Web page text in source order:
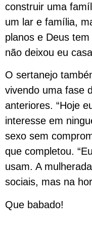
construir uma
um lar e família,
planos e Deus
não deixou eu
O sertanejo
vivendo uma fase
anteriores. “Hoje
interesse em
sexo sem
que completou.
usam. A
sociais, mas na
Que babado!